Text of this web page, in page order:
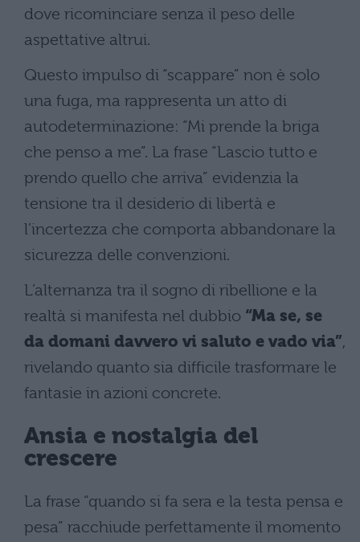
dove ricominciare senza il peso delle
aspettative altrui.
Questo impulso di “scappare” non è solo
una fuga, ma rappresenta un atto di
autodeterminazione: “Mi prende la briga
che penso a me”. La frase “Lascio tutto e
prendo quello che arriva” evidenzia la
tensione tra il desiderio di libertà e
l’incertezza che comporta abbandonare la
sicurezza delle convenzioni.
L’alternanza tra il sogno di ribellione e la
realtà si manifesta nel dubbio “Ma se, se
da domani davvero vi saluto e vado via”,
rivelando quanto sia difficile trasformare le
fantasie in azioni concrete.
Ansia e nostalgia del
crescere
La frase “quando si fa sera e la testa pensa e
pesa” racchiude perfettamente il momento